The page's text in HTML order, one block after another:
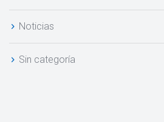
Noticia
Sin categoría